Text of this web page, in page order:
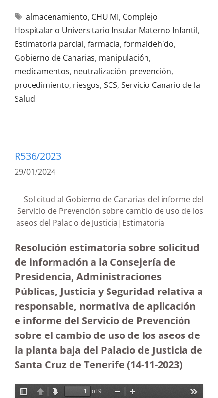
almacenamiento, CHUIMI, Complejo
Hospitalario Universitario Insular Materno Infantil,
Estimatoria parcial, farmacia, formaldehído,
Gobierno de Canarias, manipulación,
medicamentos, neutralización, prevención,
procedimiento, riesgos, SCS, Servicio Canario de la
Salud
R536/2023
29/01/2024
Solicitud al Gobierno de Canarias del informe del
Servicio de Prevención sobre cambio de uso de los
aseos del Palacio de Justicia|Estimatoria
Resolución estimatoria sobre solicitud
de información a la Consejería de
Presidencia, Administraciones
Públicas, Justicia y Seguridad relativa a
responsable, normativa de aplicación
e informe del Servicio de Prevención
sobre el cambio de uso de los aseos de
la planta baja del Palacio de Justicia de
Santa Cruz de Tenerife (14-11-2023)